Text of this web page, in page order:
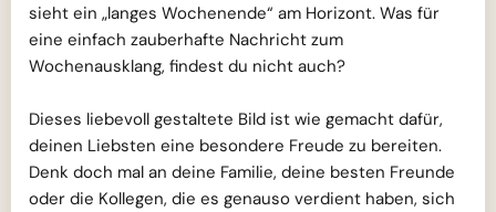
sieht ein „langes Wochenende“ am Horizont. Was für
eine einfach zauberhafte Nachricht zum
Wochenausklang, findest du nicht auch?
Dieses liebevoll gestaltete Bild ist wie gemacht dafür,
deinen Liebsten eine besondere Freude zu bereiten.
Denk doch mal an deine Familie, deine besten Freunde
oder die Kollegen, die es genauso verdient haben, sich